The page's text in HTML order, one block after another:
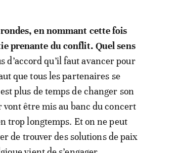
en nommant cette fois
prenante du conflit. Quel sens
d’accord qu’il faut avancer pour
que tous les partenaires se
plus de temps de changer son
vont être mis au banc du concert
trop longtemps. Et on ne peut
de trouver des solutions de paix